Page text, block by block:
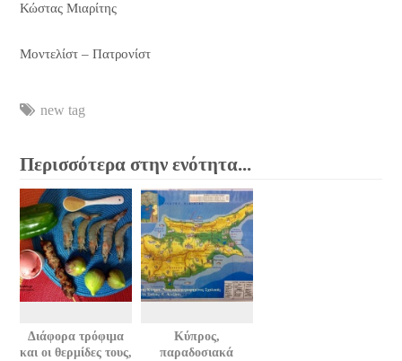
Κώστας Μιαρίτης
Μοντελίστ – Πατρονίστ
new tag
Περισσότερα στην ενότητα...
Διάφορα τρόφιμα
και οι θερμίδες τους,
Κύπρος,
παραδοσιακά